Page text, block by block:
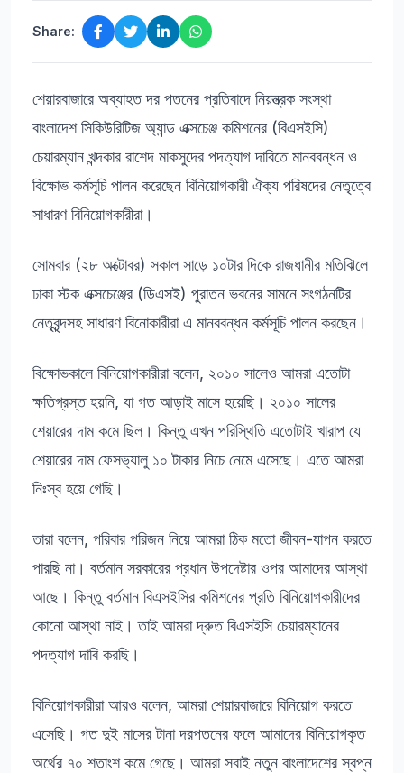
Share:
শেয়ারবাজারে অব্যাহত দর পতনের প্রতিবাদে নিয়ন্ত্রক সংস্থা
বাংলাদেশ সিকিউরিটিজ অ্যান্ড এক্সচেঞ্জ কমিশনের (বিএসইসি)
চেয়ারম্যান খন্দকার রাশেদ মাকসুদের পদত্যাগ দাবিতে মানববন্ধন ও
বিক্ষোভ কর্মসূচি পালন করেছেন বিনিয়োগকারী ঐক্য পরিষদের নেতৃত্বে
সাধারণ বিনিয়োগকারীরা।
সোমবার (২৮ অক্টোবর) সকাল সাড়ে ১০টার দিকে রাজধানীর মতিঝিলে
ঢাকা স্টক এক্সচেঞ্জের (ডিএসই) পুরাতন ভবনের সামনে সংগঠনটির
নেতৃবৃন্দসহ সাধারণ বিনোকারীরা এ মানববন্ধন কর্মসূচি পালন করছেন।
বিক্ষোভকালে বিনিয়োগকারীরা বলেন, ২০১০ সালেও আমরা এতোটা
ক্ষতিগ্রস্ত হয়নি, যা গত আড়াই মাসে হয়েছি। ২০১০ সালের
শেয়ারের দাম কমে ছিল। কিন্তু এখন পরিস্থিতি এতোটাই খারাপ যে
শেয়ারের দাম ফেসভ্যালু ১০ টাকার নিচে নেমে এসেছে। এতে আমরা
নিঃস্ব হয়ে গেছি।
তারা বলেন, পরিবার পরিজন নিয়ে আমরা ঠিক মতো জীবন-যাপন করতে
পারছি না। বর্তমান সরকারের প্রধান উপদেষ্টার ওপর আমাদের আস্থা
আছে। কিন্তু বর্তমান বিএসইসির কমিশনের প্রতি বিনিয়োগকারীদের
কোনো আস্থা নাই। তাই আমরা দ্রুত বিএসইসি চেয়ারম্যানের
পদত্যাগ দাবি করছি।
বিনিয়োগকারীরা আরও বলেন, আমরা শেয়ারবাজারে বিনিয়োগ করতে
এসেছি। গত দুই মাসের টানা দরপতনের ফলে আমাদের বিনিয়োগকৃত
অর্থের ৭০ শতাংশ কমে গেছে। আমরা সবাই নতুন বাংলাদেশের স্বপ্ন